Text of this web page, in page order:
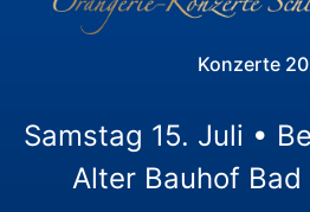
Konzerte
Samstag 15. Juli •
Alter Bauhof Bad